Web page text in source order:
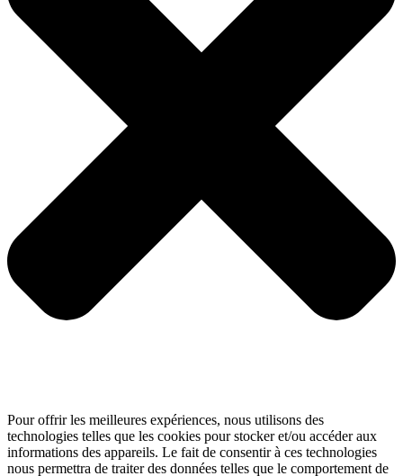
Pour offrir les meilleures expériences, nous utilisons des
technologies telles que les cookies pour stocker et/ou accéder aux
informations des appareils. Le fait de consentir à ces technologies
nous permettra de traiter des données telles que le comportement de